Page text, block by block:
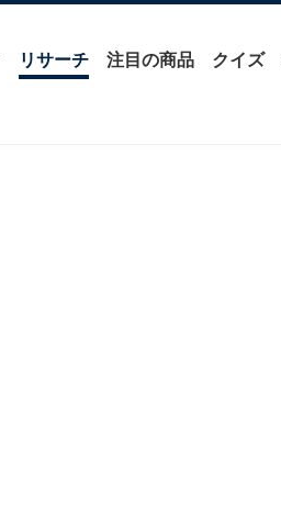
リサーチ 注目の商品 クイズ